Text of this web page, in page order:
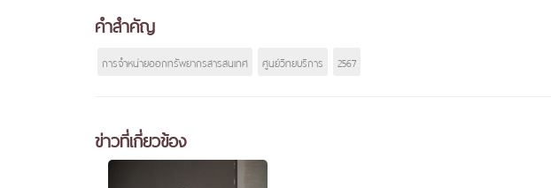
คำสำคัญ
การจำหน่ายออกทรัพยากรสารสนเทศ ศูนย์วิทยบริการ 2567
ข่าวที่เกี่ยวข้อง